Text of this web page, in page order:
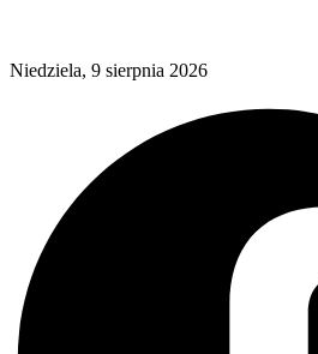
Niedziela, 9 sierpnia 2026